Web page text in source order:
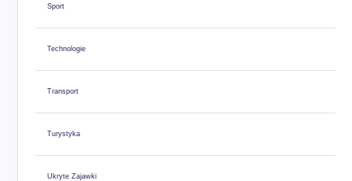
Sport
Technologie
Transport
Turystyka
Ukryte Zajawki